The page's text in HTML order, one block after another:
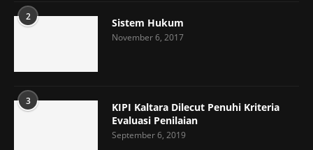
2 Sistem Hukum
November 6, 2017
3
KIPI Kaltara Dilecut Penuhi Kriteria
Evaluasi Penilaian
September 6, 2019